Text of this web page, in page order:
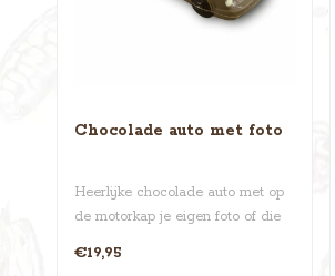
Chocolade auto met foto
Heerlijke chocolade auto met op
de motorkap je eigen foto of die
€19,95